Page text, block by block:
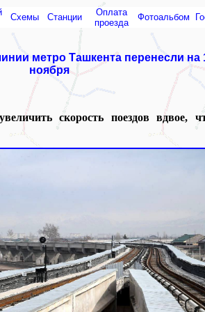
Схемы Cтанции
Оплата
проезда
Фотоальбом
метро Ташкента перенесли на
ноября
скорость поездов вдвое,